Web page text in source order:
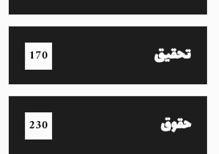
تحقيق 170
حقوق 230